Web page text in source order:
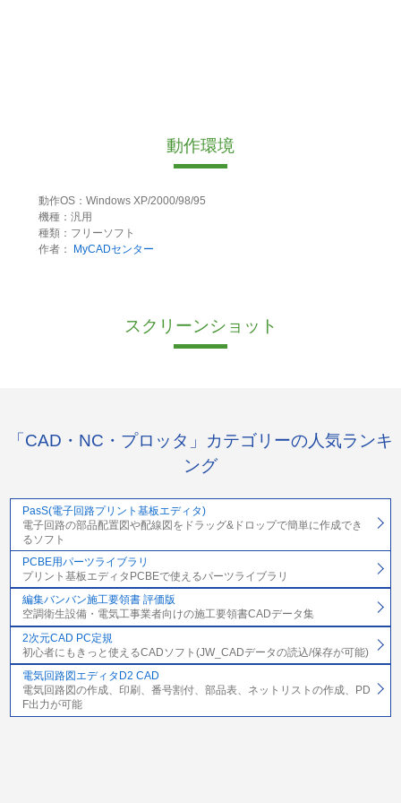
動作環境
動作OS：Windows XP/2000/98/95
機種：汎用
種類：フリーソフト
作者：
MyCADセンター
スクリーンショット
「CAD・NC・プロッタ」カテゴリーの人気ランキ
ング
PasS(電子回路プリント基板エディタ)
電子回路の部品配置図や配線図をドラッグ&ドロップで簡単に作成でき
るソフト
PCBE用パーツライブラリ
プリント基板エディタPCBEで使えるパーツライブラリ
編集バンバン施工要領書 評価版
空調衛生設備・電気工事業者向けの施工要領書CADデータ集
2次元CAD PC定規
初心者にもきっと使えるCADソフト(JW_CADデータの読込/保存が可能)
電気回路図エディタD2 CAD
電気回路図の作成、印刷、番号割付、部品表、ネットリストの作成、PD
F出力が可能